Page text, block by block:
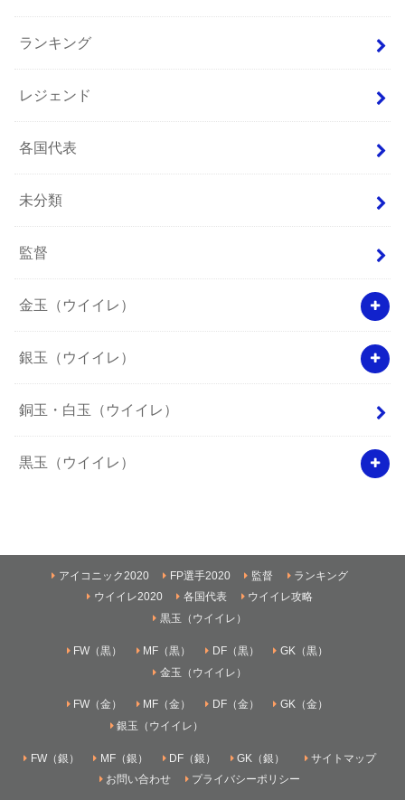
ランキング
レジェンド
各国代表
未分類
監督
金玉（ウイイレ）
銀玉（ウイイレ）
銅玉・白玉（ウイイレ）
黒玉（ウイイレ）
アイコニック2020 FP選手2020 監督
ランキング
ウイイレ2020
各国代表
ウイイレ攻略
黒玉（ウイイレ）
FW（黒） MF（黒） DF（黒）
GK（黒）
金玉（ウイイレ）
FW（金） MF（金） DF（金）
GK（金）
銀玉（ウイイレ）
FW（銀） MF（銀） DF（銀） GK（銀）
サイトマップ
お問い合わせ
プライバシーポリシー